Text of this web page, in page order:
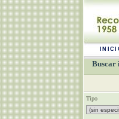
Buscar
Tipo